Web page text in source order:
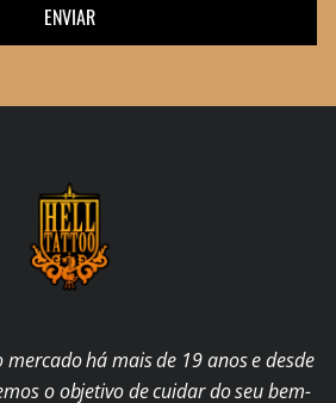
ENVIAR
mercado há mais de 19 anos e desde
o objetivo de cuidar do seu bem-